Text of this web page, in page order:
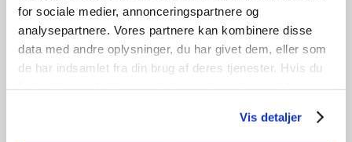
for sociale medier, annonceringspartnere og
analysepartnere. Vores partnere kan kombinere disse
data med andre oplysninger, du har givet dem, eller som
de har indsamlet fra din brug af deres tjenester. Hvis du
Vis detaljer
GENBRUG
Dannebrogsvindue
3.900,00